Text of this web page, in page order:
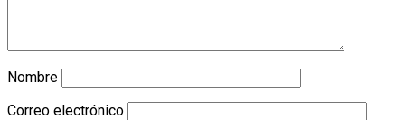
Nombre
Correo electrónico